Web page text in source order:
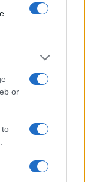
or
to
ΤΣΙΠΡΑΣ
και τα